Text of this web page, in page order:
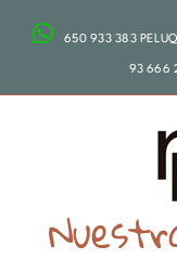
650 933 383
93 666